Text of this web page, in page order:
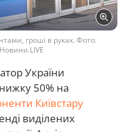
гроші в руках. Фото:
України
50% на
Київстару
виділених